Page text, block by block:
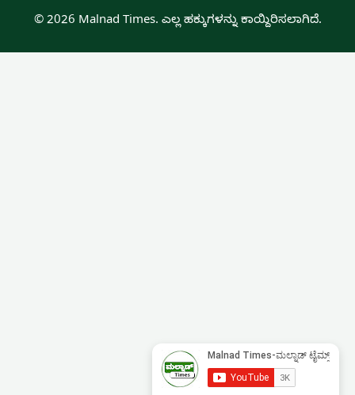
© 2026 Malnad Times. ಎಲ್ಲ ಹಕ್ಕುಗಳನ್ನು ಕಾಯ್ದಿರಿಸಲಾಗಿದೆ.